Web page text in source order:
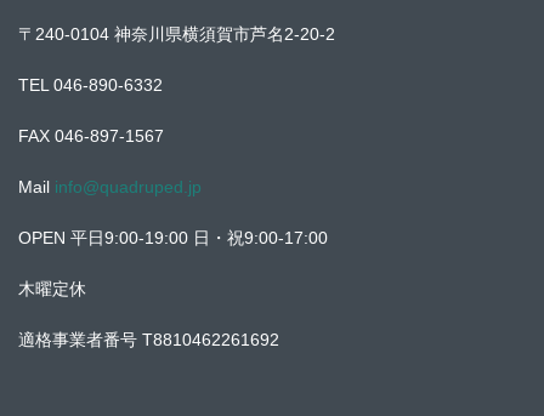
〒240-0104 神奈川県横須賀市芦名2-20-2
TEL 046-890-6332
FAX 046-897-1567
Mail info@quadruped.jp
OPEN 平日9:00-19:00 日・祝9:00-17:00
木曜定休
適格事業者番号 T8810462261692